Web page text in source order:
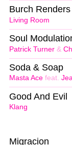
Living Room
Burch
Patrick Turner &
Soul
Masta Ace feat.
Soda & Soap
Klang
Good And Evil
Migracion